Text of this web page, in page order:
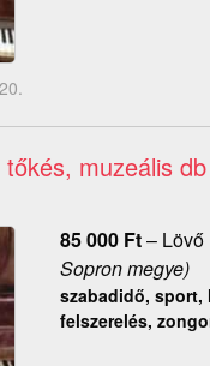
muzeális
85 000 Ft– Lövő
Sopron megye)
szabadidő, sport,
felszerelés,